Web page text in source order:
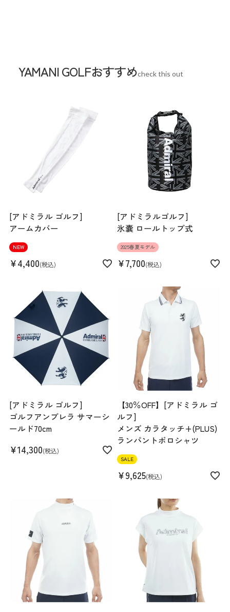
YAMANI GOLFおすすめcheck this out
[アドミラル ゴルフ]
アームカバー
NEW
¥4,400 税込
[アドミラルゴルフ]
氷嚢 ロールトップ式
2025春夏モデル
¥7,700 税込
[アドミラル ゴルフ]
ゴルフアンブレラ サマーシ
ールド70cm
¥14,300 税込
【30％OFF】[アドミラル ゴ
ルフ]
メンズ カラタッチ+(PLUS)
ランパントポロシャツ
SALE
¥9,625 税込